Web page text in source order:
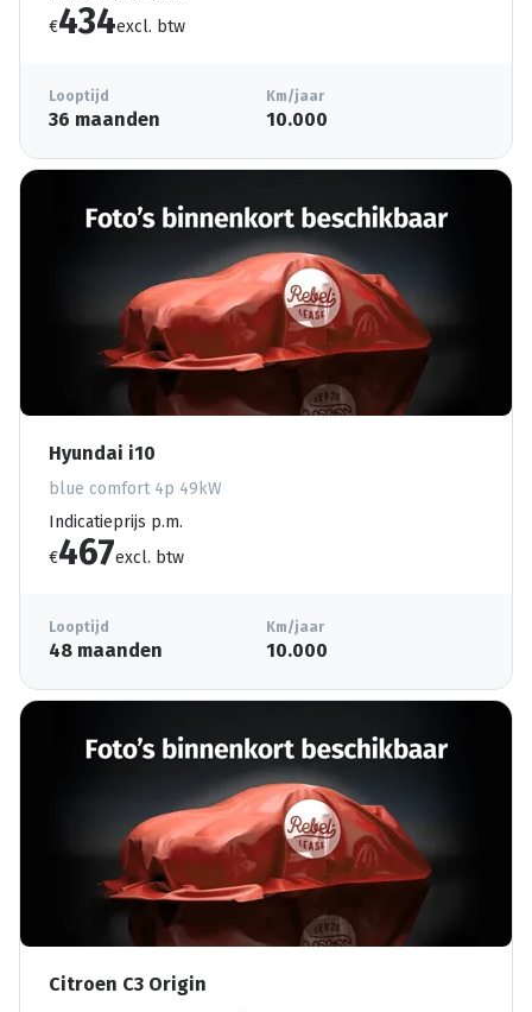
€434excl. btw
Looptijd
36 maanden
Km/jaar
10.000
Hyundai i10
blue comfort 4p 49kW
Indicatieprijs p.m.
€467excl. btw
Looptijd
48 maanden
Km/jaar
10.000
Citroen C3 Origin